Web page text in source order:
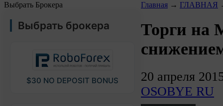
Выбрать Брокера
Выбрать брокера
$30 NO DEPOSIT BONUS
Главная → ГЛАВНАЯ
Торги на
20 апреля
OSOBYE RU